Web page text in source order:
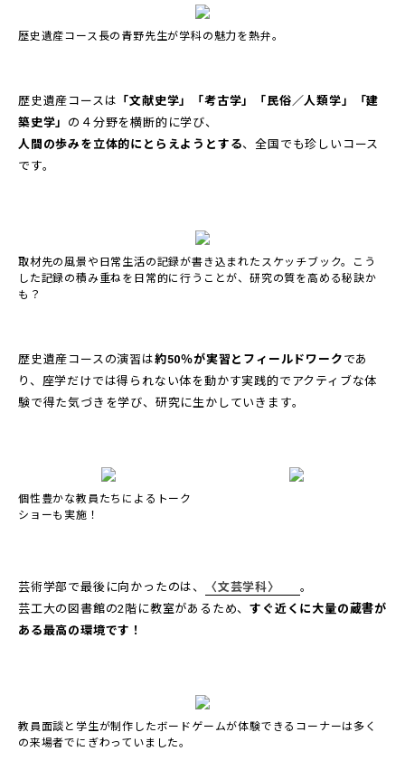
歴史遺産コース長の青野先生が学科の魅力を熱弁。
歴史遺産コースは 「文献史学」「考古学」「民俗／人類学」「建
築史学」 の４分野を横断的に学び、
人間の歩みを立体的にとらえようとする、全国でも珍しいコース
です。
取材先の風景や日常生活の記録が書き込まれたスケッチブック。こう
した記録の積み重ねを日常的に行うことが、研究の質を高める秘訣か
も？
歴史遺産コースの演習は約50％が実習とフィールドワーク であ
り、座学だけでは得られない体を動かす実践的でアクティブな体
験で得た気づきを学び、研究に生かしていきます。
個性豊かな教員たちによるトーク
ショーも実施！
芸術学部で最後に向かったのは、 〈文芸学科〉
。
芸工大の図書館の2階に教室があるため、すぐ近くに大量の蔵書が
ある最高の環境です！
教員面談と学生が制作したボードゲームが体験できるコーナーは多く
の来場者でにぎわっていました。